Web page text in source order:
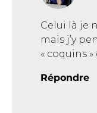
Celui là je
mais j’y
« coquins
Répondre